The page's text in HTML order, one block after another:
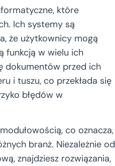
które
Ich systemy są
że użytkownicy mogą
funkcją w wielu ich
dokumentów przed ich
i tuszu, co przekłada się
błędów w
co oznacza,
branż. Niezależnie od
znajdziesz rozwiązania,